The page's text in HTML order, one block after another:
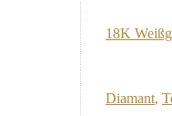
18K
Diamant,